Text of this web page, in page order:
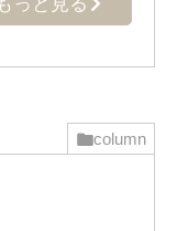
column